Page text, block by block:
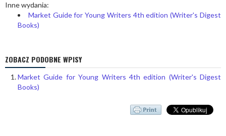
Inne wydania:
Market Guide for Young Writers 4th edition (Writer's Digest
Books)
ZOBACZ PODOBNE WPISY
Market Guide for Young Writers 4th edition (Writer's Digest
Books)